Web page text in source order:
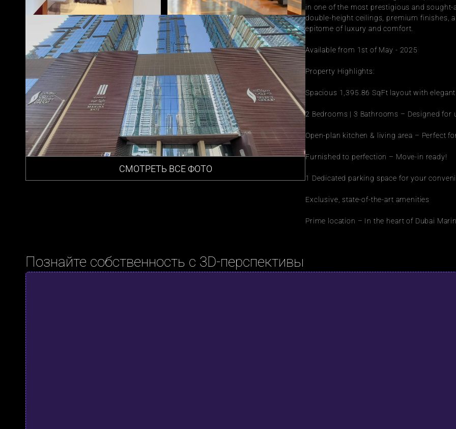
СМОТРЕТЬ ВСЕ ФОТО
in one of the most prestigious and
double-height ceilings, premium finishes,
epitome of luxury and comfort.
Available from 1st of May - 2025
Property Highlights:
Spacious 1,395.86 SqFt layout with
2 Bedrooms | 3 Bathrooms – Designed for
Open-plan kitchen & living area – Perfect
Furnished to perfection – Move-in ready!
1 Dedicated parking space for your
Exclusive, state-of-the-art amenities
Prime location – In the heart of Dubai
Познайте собственность с 3D-перспективы